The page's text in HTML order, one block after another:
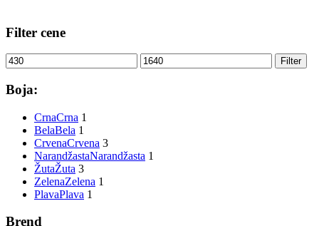
Filter cene
Min
price
Max
price
Filter
Boja:
CrnaCrna 1
BelaBela 1
CrvenaCrvena 3
NarandžastaNarandžasta 1
ŽutaŽuta 3
ZelenaZelena 1
PlavaPlava 1
Brend